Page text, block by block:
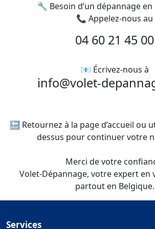
🔧 Besoin d’un dépannage en
📞 Appelez-nous au
04 60 21 45 00
📧 Écrivez-nous à
info@volet-
🔙 Retournez à la page d’accueil ou
dessus pour continuer votre
Merci de votre
Volet-Dépannage, votre expert en
partout en Belgique.
Services